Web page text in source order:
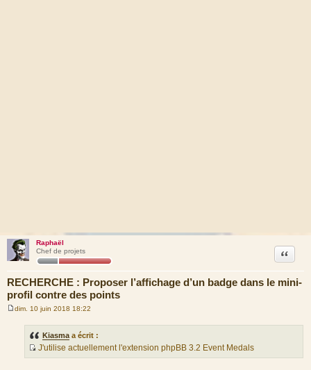
Raphaël
Chef de projets
RECHERCHE : Proposer l’affichage d’un badge dans le mini-
profil contre des points
Citation
dim. 10 juin 2018 18:22
Kiasma a écrit :
S
J'utilise actuellement l'extension phpBB 3.2 Event Medals